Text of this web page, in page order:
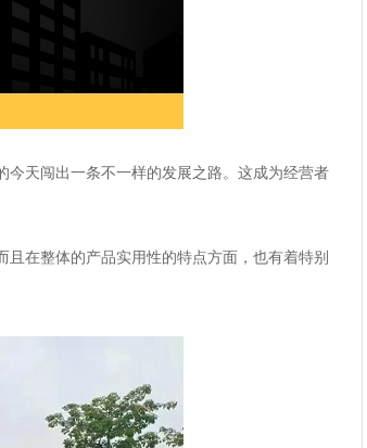
天闯出一条不一样的发展之路。这成为经营者
在整体的产品实用性的特点方面，也有着特别